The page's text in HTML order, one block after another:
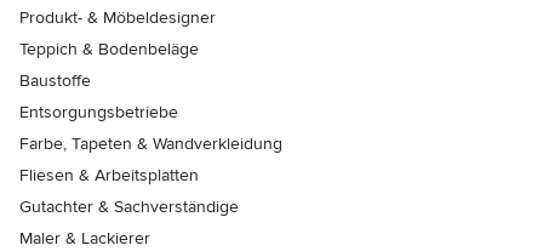
Produkt- & Möbeldesigner
Teppich & Bodenbeläge
Baustoffe
Entsorgungsbetriebe
Farbe, Tapeten & Wandverkleidung
Fliesen & Arbeitsplatten
Gutachter & Sachverständige
Maler & Lackierer